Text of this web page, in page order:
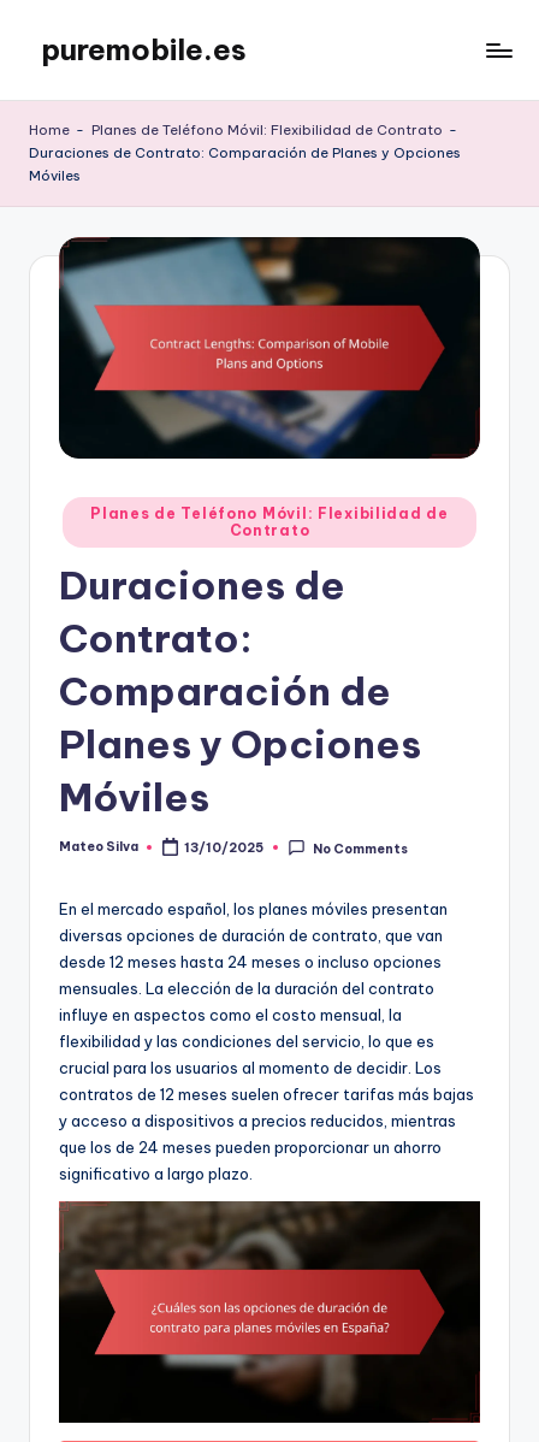
content
puremobile.es
Home - Planes de Teléfono Móvil: Flexibilidad de Contrato -
Duraciones de Contrato: Comparación de Planes y Opciones
Móviles
Posted
in
Planes de Teléfono Móvil: Flexibilidad de
Contrato
Duraciones de
Contrato:
Comparación de
Planes y Opciones
Móviles
Posted
Mateo Silva 13/10/2025 No Comments
En el mercado español, los planes móviles presentan
diversas opciones de duración de contrato, que van
desde 12 meses hasta 24 meses o incluso opciones
mensuales. La elección de la duración del contrato
influye en aspectos como el costo mensual, la
flexibilidad y las condiciones del servicio, lo que es
crucial para los usuarios al momento de decidir. Los
contratos de 12 meses suelen ofrecer tarifas más bajas
y acceso a dispositivos a precios reducidos, mientras
que los de 24 meses pueden proporcionar un ahorro
significativo a largo plazo.